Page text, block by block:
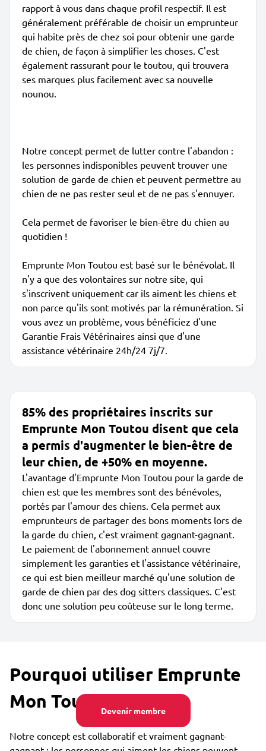
Devenir membre
rapport à vous dans chaque profil respectif. Il est
généralement préférable de choisir un emprunteur
qui habite près de chez soi pour obtenir une garde
de chien, de façon à simplifier les choses. C'est
également rassurant pour le toutou, qui trouvera
ses marques plus facilement avec sa nouvelle
nounou.
Notre concept permet de lutter contre l'abandon :
les personnes indisponibles peuvent trouver une
solution de garde de chien et peuvent permettre au
chien de ne pas rester seul et de ne pas s'ennuyer.
Cela permet de favoriser le bien-être du chien au
quotidien !
Emprunte Mon Toutou est basé sur le bénévolat. Il
n'y a que des volontaires sur notre site, qui
s'inscrivent uniquement car ils aiment les chiens et
non parce qu'ils sont motivés par la rémunération. Si
vous avez un problème, vous bénéficiez d'une
Garantie Frais Vétérinaires ainsi que d'une
assistance vétérinaire 24h/24 7j/7.
85% des propriétaires inscrits sur
Emprunte Mon Toutou disent que cela
a permis d'augmenter le bien-être de
leur chien, de +50% en moyenne.
L'avantage d'Emprunte Mon Toutou pour la garde de
chien est que les membres sont des bénévoles,
portés par l'amour des chiens. Cela permet aux
emprunteurs de partager des bons moments lors de
la garde du chien, c'est vraiment gagnant-gagnant.
Le paiement de l'abonnement annuel couvre
simplement les garanties et l'assistance vétérinaire,
ce qui est bien meilleur marché qu'une solution de
garde de chien par des dog sitters classiques. C'est
donc une solution peu coûteuse sur le long terme.
Pourquoi utiliser Emprunte
Mon Toutou ?
Notre concept est collaboratif et vraiment gagnant-